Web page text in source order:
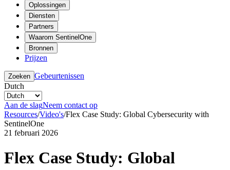
Oplossingen
Diensten
Partners
Waarom SentinelOne
Bronnen
Prijzen
Zoeken Gebeurtenissen
Dutch
Aan de slagNeem contact op
Resources/Video's/Flex Case Study: Global Cybersecurity with
SentinelOne
21 februari 2026
Flex Case Study: Global